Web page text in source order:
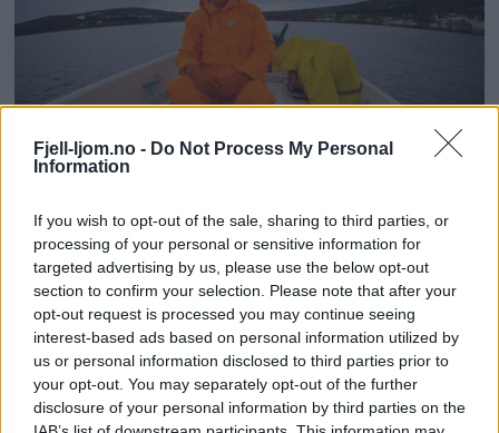
Fjell-ljom.no - Do Not Process My Personal
Information
If you wish to opt-out of the sale, sharing to third parties, or
processing of your personal or sensitive information for
targeted advertising by us, please use the below opt-out
section to confirm your selection. Please note that after your
opt-out request is processed you may continue seeing
interest-based ads based on personal information utilized by
us or personal information disclosed to third parties prior to
your opt-out. You may separately opt-out of the further
disclosure of your personal information by third parties on the
– Det passer bra for meg som er over
60 år